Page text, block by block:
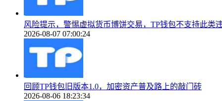
风险提示，警惕虚拟货币博饼交易，TP钱包不支持此类
2026-08-07 07:00:24
回顾TP钱包旧版本1.0，加密资产普及路上的敲门砖
2026-08-06 18:23:34